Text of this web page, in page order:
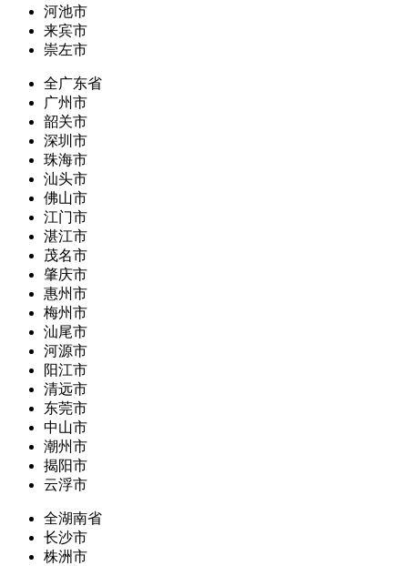
河池市
来宾市
崇左市
全广东省
广州市
韶关市
深圳市
珠海市
汕头市
佛山市
江门市
湛江市
茂名市
肇庆市
惠州市
梅州市
汕尾市
河源市
阳江市
清远市
东莞市
中山市
潮州市
揭阳市
云浮市
全湖南省
长沙市
株洲市